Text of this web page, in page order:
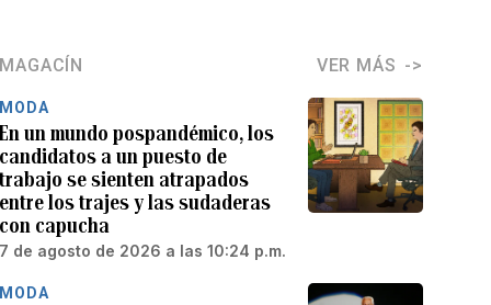
MAGACÍN VER MÁS
MODA
En un mundo pospandémico, los
candidatos a un puesto de
trabajo se sienten atrapados
entre los trajes y las sudaderas
con capucha
7 de agosto de 2026 a las 10:24 p.m.
MODA